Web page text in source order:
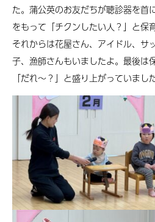
た。蒲公英のお友だちが聴診器を首
をもって「チクンしたい人？」と保
それからは花屋さん、アイドル、サ
子、漁師さんもいましたよ。最後は
「だれ～？」と盛り上がっていました